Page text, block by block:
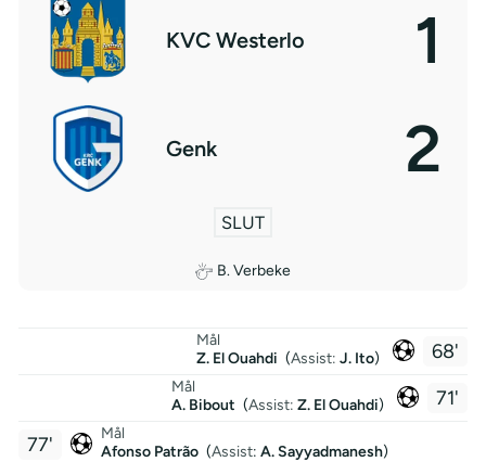
KVC Westerlo 1
Genk 2
SLUT
B. Verbeke
68'
Mål
Z. El Ouahdi (Assist: J. Ito)
71'
Mål
A. Bibout (Assist: Z. El Ouahdi)
Mål
Afonso Patrão (Assist: A. Sayyadmanesh)
77'